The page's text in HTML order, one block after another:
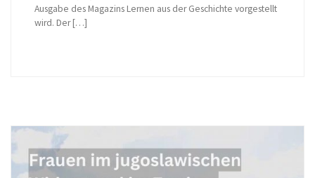
Ausgabe des Magazins Lernen aus der Geschichte vorgestellt
wird. Der […]